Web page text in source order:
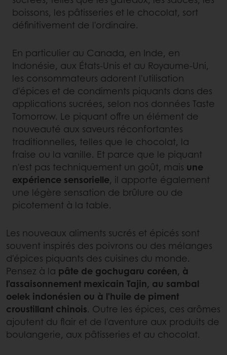
boissons, les pâtisseries et le chocolat, sort
définitivement de l'ordinaire.
En particulier au Canada, en Inde, en
Indonésie, aux États-Unis et au Royaume-Uni,
les consommateurs adorent l'utilisation
d'épices et de condiments piquants dans des
applications sucrées, selon nos données Taste
Tomorrow. Le piquant offre un élément de
nouveauté aux saveurs réconfortantes
traditionnelles, telles que le chocolat, la
fraise ou la vanille. Et parce que le piquant
n'est pas techniquement un goût, mais une
expérience sensorielle, il apporte également
une légère sensation de brûlure ou de
picotement à la table.
Les nouveaux aliments sucrés et épicés sont
souvent inspirés des poivrons ou des mélanges
d'épices piquants des cuisines du monde.
Pensez à la pâte de gochugaru coréen, à
l'assaisonnement mexicain Tajin, au sambal
oelek indonésien ou à l'huile de piment
croustillant chinois. Outre les épices, ces arômes
ajoutent du flair et de l'aventure aux produits de
boulangerie, aux pâtisseries et au chocolat.